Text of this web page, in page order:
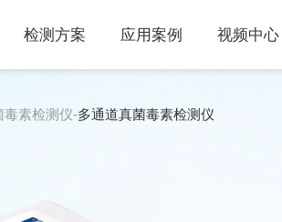
检测方案 应用案例 视频中心
毒素检测仪-多通道真菌毒素检测仪